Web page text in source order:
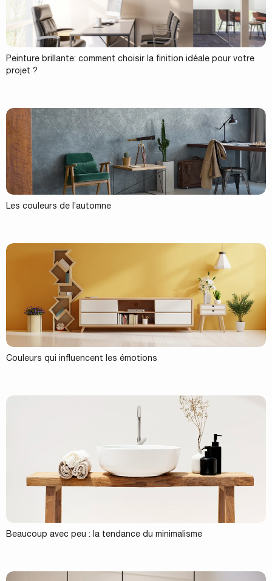
Peinture brillante: comment choisir la finition idéale pour votre
projet ?
Les couleurs de l’automne
Couleurs qui influencent les émotions
Beaucoup avec peu : la tendance du minimalisme